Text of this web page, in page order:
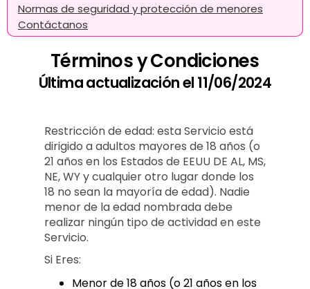
Normas de seguridad y protección de menores
Contáctanos
Términos y Condiciones
Última actualización el 11/06/2024
Restricción de edad: esta Servicio está
dirigido a adultos mayores de 18 años (o
21 años en los Estados de EEUU DE AL, MS,
NE, WY y cualquier otro lugar donde los
18 no sean la mayoría de edad). Nadie
menor de la edad nombrada debe
realizar ningún tipo de actividad en este
Servicio.
Si Eres:
Menor de 18 años (o 21 años en los